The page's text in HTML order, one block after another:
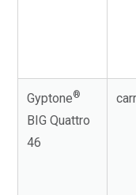
Gyptone®
BIG Quattro
46